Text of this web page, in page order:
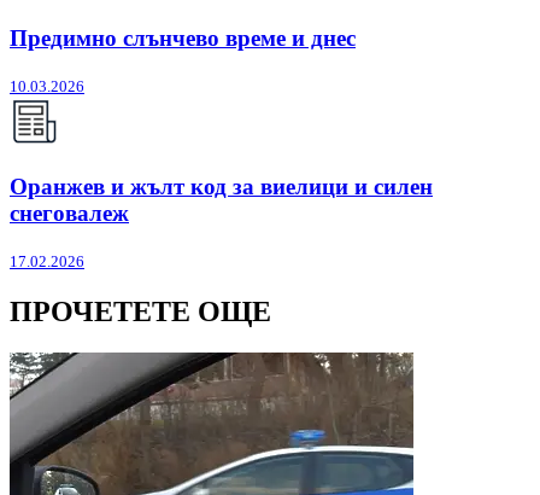
Предимно слънчево време и днес
10.03.2026
Оранжев и жълт код за виелици и силен
снеговалеж
17.02.2026
ПРОЧЕТЕТЕ ОЩЕ